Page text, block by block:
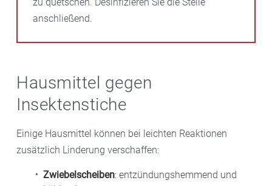
anschließend.
Hausmittel gegen
Insektenstiche
Einige Hausmittel können bei leichten Reaktionen
zusätzlich Linderung verschaffen:
Zwiebelscheiben: entzündungshemmend und